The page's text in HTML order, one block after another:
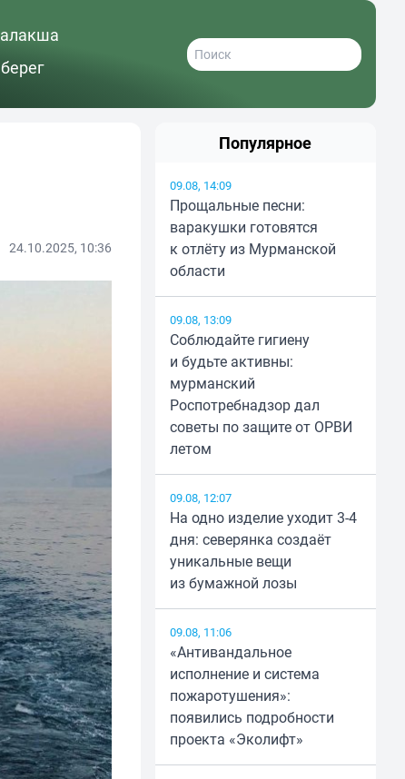
24.10.2025, 10:36
Популярное
09.08, 14:09
Прощальные песни:
варакушки готовятся
к отлёту из Мурманской
области
09.08, 13:09
Соблюдайте гигиену
и будьте активны:
мурманский
Роспотребнадзор дал
советы по защите от ОРВИ
летом
09.08, 12:07
На одно изделие уходит 3-4
дня: северянка создаёт
уникальные вещи
из бумажной лозы
09.08, 11:06
«Антивандальное
исполнение и система
пожаротушения»:
появились подробности
проекта «Эколифт»